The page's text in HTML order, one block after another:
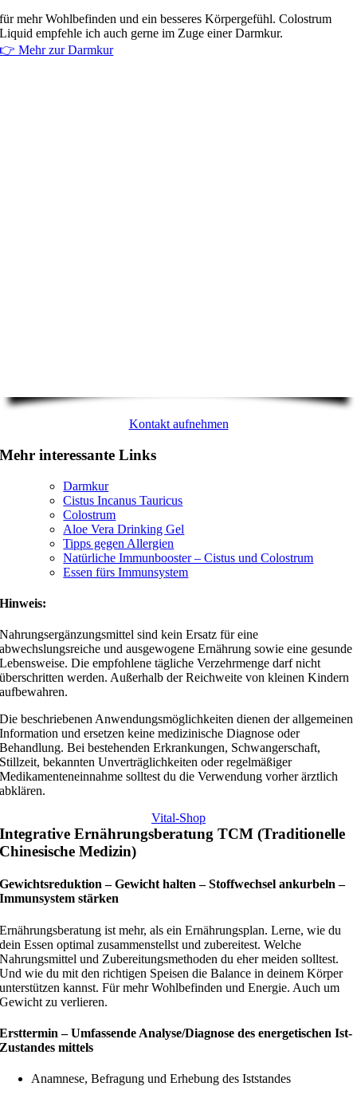
für mehr Wohlbefinden und ein besseres Körpergefühl. Colostrum
Liquid empfehle ich auch gerne im Zuge einer Darmkur.
👉 Mehr zur Darmkur
Kontakt aufnehmen
Mehr interessante Links
Darmkur
Cistus Incanus Tauricus
Colostrum
Aloe Vera Drinking Gel
Tipps gegen Allergien
Natürliche Immunbooster – Cistus und Colostrum
Essen fürs Immunsystem
Hinweis:
Nahrungsergänzungsmittel sind kein Ersatz für eine
abwechslungsreiche und ausgewogene Ernährung sowie eine gesunde
Lebensweise. Die empfohlene tägliche Verzehrmenge darf nicht
überschritten werden. Außerhalb der Reichweite von kleinen Kindern
aufbewahren.
Die beschriebenen Anwendungsmöglichkeiten dienen der allgemeinen
Information und ersetzen keine medizinische Diagnose oder
Behandlung. Bei bestehenden Erkrankungen, Schwangerschaft,
Stillzeit, bekannten Unverträglichkeiten oder regelmäßiger
Medikamenteneinnahme solltest du die Verwendung vorher ärztlich
abklären.
Vital-Shop
Integrative Ernährungsberatung TCM (Traditionelle
Chinesische Medizin)
Gewichtsreduktion – Gewicht halten – Stoffwechsel ankurbeln –
Immunsystem stärken
Ernährungsberatung ist mehr, als ein Ernährungsplan. Lerne, wie du
dein Essen optimal zusammenstellst und zubereitest. Welche
Nahrungsmittel und Zubereitungsmethoden du eher meiden solltest.
Und wie du mit den richtigen Speisen die Balance in deinem Körper
unterstützen kannst. Für mehr Wohlbefinden und Energie. Auch um
Gewicht zu verlieren.
Ersttermin – Umfassende Analyse/Diagnose des energetischen Ist-
Zustandes mittels
Anamnese, Befragung und Erhebung des Iststandes